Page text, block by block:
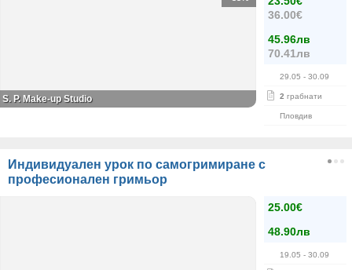
36.00€
45.96лв
70.41лв
29.05 - 30.09
2 грабнати
Пловдив
S. P. Make-up Studio
Индивидуален урок по самогримиране с
професионален гримьор
25.00€
48.90лв
19.05 - 30.09